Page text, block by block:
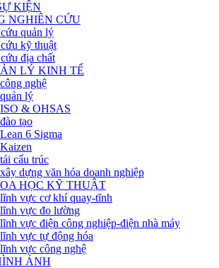
KIỆN
NGHIÊN CỨU
quản lý
kỹ thuật
địa chất
LÝ KINH TẾ
nghệ
lý
& OHSAS
tạo
6 Sigma
cấu trúc
dựng văn hóa doanh nghiệp
HỌC KỸ THUẬT
vực cơ khí quay-tĩnh
vực đo lường
vực điện công nghiệp-điện nhà máy
vực tự động hóa
vực công nghệ
ẢNH